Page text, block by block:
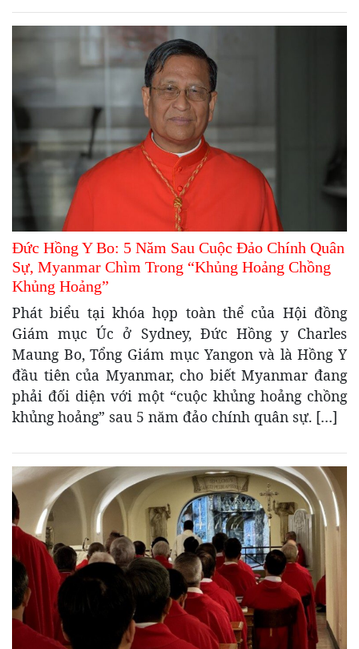
Đức Hồng Y Bo: 5 Năm Sau Cuộc Đảo Chính Quân
Sự, Myanmar Chìm Trong “Khủng Hoảng Chồng
Khủng Hoảng”
Phát biểu tại khóa họp toàn thể của Hội đồng
Giám mục Úc ở Sydney, Đức Hồng y Charles
Maung Bo, Tổng Giám mục Yangon và là Hồng Y
đầu tiên của Myanmar, cho biết Myanmar đang
phải đối diện với một “cuộc khủng hoảng chồng
khủng hoảng” sau 5 năm đảo chính quân sự. […]